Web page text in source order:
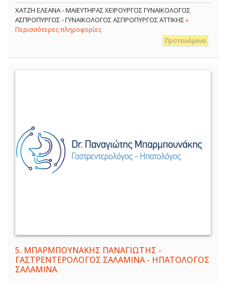
ΧΑΤΖΗ ΕΛΕΑΝΑ - ΜΑΙΕΥΤΗΡΑΣ ΧΕΙΡΟΥΡΓΟΣ ΓΥΝΑΙΚΟΛΟΓΟΣ
ΑΣΠΡΟΠΥΡΓΟΣ - ΓΥΝΑΙΚΟΛΟΓΟΣ ΑΣΠΡΟΠΥΡΓΟΣ ΑΤΤΙΚΗΣ»
Περισσότερες πληροφορίες
Προτεινόμενα
5. ΜΠΑΡΜΠΟΥΝΑΚΗΣ ΠΑΝΑΓΙΩΤΗΣ -
ΓΑΣΤΡΕΝΤΕΡΟΛΟΓΟΣ ΣΑΛΑΜΙΝΑ - ΗΠΑΤΟΛΟΓΟΣ
ΣΑΛΑΜΙΝΑ